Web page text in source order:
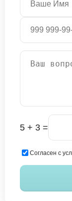
5 + 3 =
Согласен с